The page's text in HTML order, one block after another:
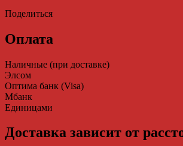
Поделиться
Оплата
Наличные (при доставке)
Элсом
Оптима банк (Visa)
Мбанк
Единицами
Доставка зависит от